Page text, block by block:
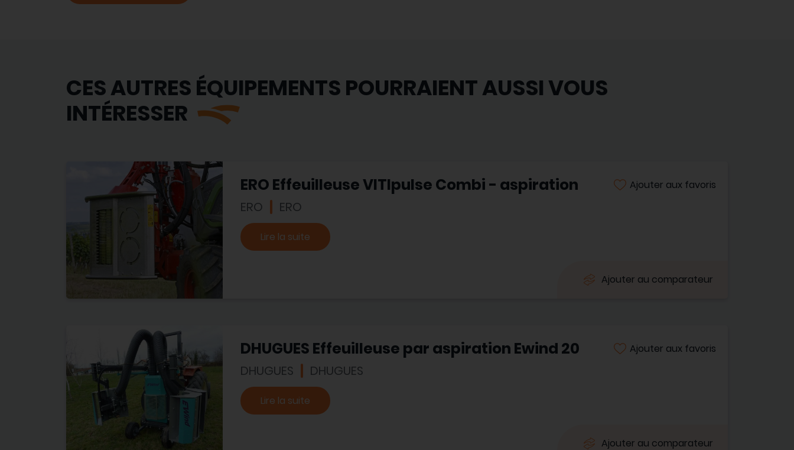
CES AUTRES ÉQUIPEMENTS POURRAIENT AUSSI VOUS
INTÉRESSER
ERO Effeuilleuse VITIpulse Combi - aspiration
ERO ERO
Ajouter aux favoris
Lire la suite
Ajouter au comparateur
DHUGUES Effeuilleuse par aspiration Ewind 20
DHUGUES DHUGUES
Ajouter aux favoris
Lire la suite
Ajouter au comparateur